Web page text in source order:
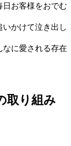
日お客様をおでむ
かけて泣き出し
に愛される存在
取り組み